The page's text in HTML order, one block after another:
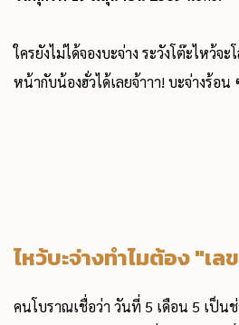
ใครยังไม่ได้จองบะจ่าง ระวังโต๊ะไหว้จะ
หน้ากับน้องฮั่วได้เลยจ้าาา! บะจ่างร้อน
ไหว้บะจ่างทำไมต้อง "เล
คนโบราณเชื่อว่า วันที่ 5 เดือน 5 เป็น